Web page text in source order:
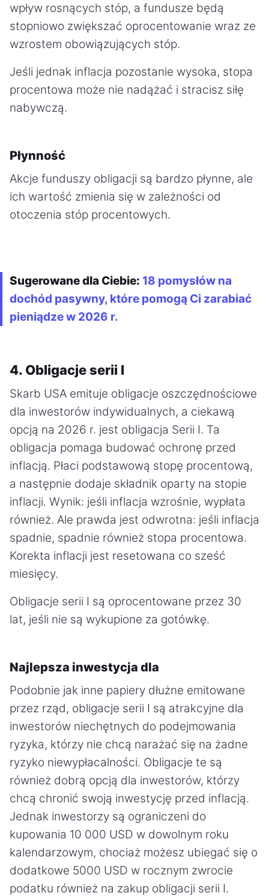
wpływ rosnących stóp, a fundusze będą
stopniowo zwiększać oprocentowanie wraz ze
wzrostem obowiązujących stóp.
Jeśli jednak inflacja pozostanie wysoka, stopa
procentowa może nie nadążać i stracisz siłę
nabywczą.
Płynność
Akcje funduszy obligacji są bardzo płynne, ale
ich wartość zmienia się w zależności od
otoczenia stóp procentowych.
Sugerowane dla Ciebie: 18 pomysłów na
dochód pasywny, które pomogą Ci zarabiać
pieniądze w 2026 r.
4. Obligacje serii I
Skarb USA emituje obligacje oszczędnościowe
dla inwestorów indywidualnych, a ciekawą
opcją na 2026 r. jest obligacja Serii I. Ta
obligacja pomaga budować ochronę przed
inflacją. Płaci podstawową stopę procentową,
a następnie dodaje składnik oparty na stopie
inflacji. Wynik: jeśli inflacja wzrośnie, wypłata
również. Ale prawda jest odwrotna: jeśli inflacja
spadnie, spadnie również stopa procentowa.
Korekta inflacji jest resetowana co sześć
miesięcy.
Obligacje serii I są oprocentowane przez 30
lat, jeśli nie są wykupione za gotówkę.
Najlepsza inwestycja dla
Podobnie jak inne papiery dłużne emitowane
przez rząd, obligacje serii I są atrakcyjne dla
inwestorów niechętnych do podejmowania
ryzyka, którzy nie chcą narażać się na żadne
ryzyko niewypłacalności. Obligacje te są
również dobrą opcją dla inwestorów, którzy
chcą chronić swoją inwestycję przed inflacją.
Jednak inwestorzy są ograniczeni do
kupowania 10 000 USD w dowolnym roku
kalendarzowym, chociaż możesz ubiegać się o
dodatkowe 5000 USD w rocznym zwrocie
podatku również na zakup obligacji serii I.